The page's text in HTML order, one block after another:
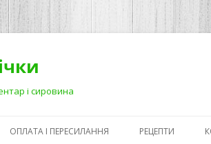
і сировина
ОПЛАТА І ПЕРЕСИЛАННЯ РЕЦЕПТИ